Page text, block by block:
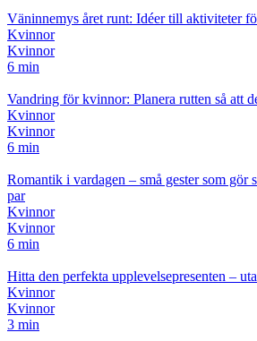
Väninnemys året runt: Idéer till aktiviteter
Kvinnor
Kvinnor
6 min
Vandring för kvinnor: Planera rutten så att
Kvinnor
Kvinnor
6 min
Romantik i vardagen – små gester som gör
par
Kvinnor
Kvinnor
6 min
Hitta den perfekta upplevelsepresenten –
Kvinnor
Kvinnor
3 min